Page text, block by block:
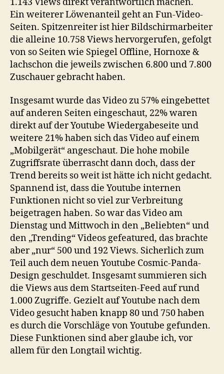
Ein weiterer Löwenanteil geht an Fun-Video-
Seiten. Spitzenreiter ist hier Bildschirmarbeiter
die alleine 10.758 Views hervorgerufen, gefolgt
von so Seiten wie Spiegel Offline, Hornoxe &
lachschon die jeweils zwischen 6.800 und 7.800
Zuschauer gebracht haben.
Insgesamt wurde das Video zu 57% eingebettet
auf anderen Seiten eingeschaut, 22% waren
direkt auf der Youtube Wiedergabeseite und
weitere 21% haben sich das Video auf einem
„Mobilgerät“ angeschaut. Die hohe mobile
Zugriffsrate überrascht dann doch, dass der
Trend bereits so weit ist hätte ich nicht gedacht.
Spannend ist, dass die Youtube internen
Funktionen nicht so viel zur Verbreitung
beigetragen haben. So war das Video am
Dienstag und Mittwoch in den „Beliebten“ und
den „Trending“ Videos gefeatured, das brachte
aber „nur“ 500 und 192 Views. Sicherlich zum
Teil auch dem neuen Youtube Cosmic-Panda-
Design geschuldet. Insgesamt summieren sich
die Views aus dem Startseiten-Feed auf rund
1.000 Zugriffe. Gezielt auf Youtube nach dem
Video gesucht haben knapp 80 und 750 haben
es durch die Vorschläge von Youtube gefunden.
Diese Funktionen sind aber glaube ich, vor
allem für den Longtail wichtig.